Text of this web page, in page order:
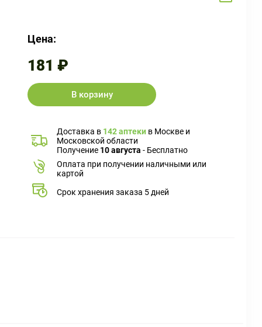
Цена:
181 ₽
В корзину
Доставка в 142 аптеки в Москве и
Московской области
Получение 10 августа - Бесплатно
Оплата при получении наличными или
картой
Срок хранения заказа 5 дней